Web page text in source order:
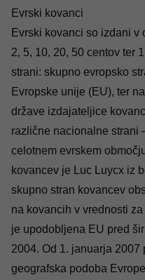
Evrski kovanci
Evrski kovanci so izdani v
2, 5, 10, 20, 50 centov ter
strani: skupno evropsko
Evropske unije (EU), ter
države izdajateljice
različne nacionalne strani
celotnem evrskem
kovancev je Luc Luycx iz
skupno stran kovancev
na kovancih v vrednosti
je upodobljena EU pred
2004. Od 1. januarja
geografska podoba